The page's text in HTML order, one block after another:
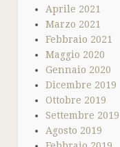
Aprile 2021
Marzo 2021
Febbraio 2021
Maggio 2020
Gennaio 2020
Dicembre 2019
Ottobre 2019
Settembre 2019
Agosto 2019